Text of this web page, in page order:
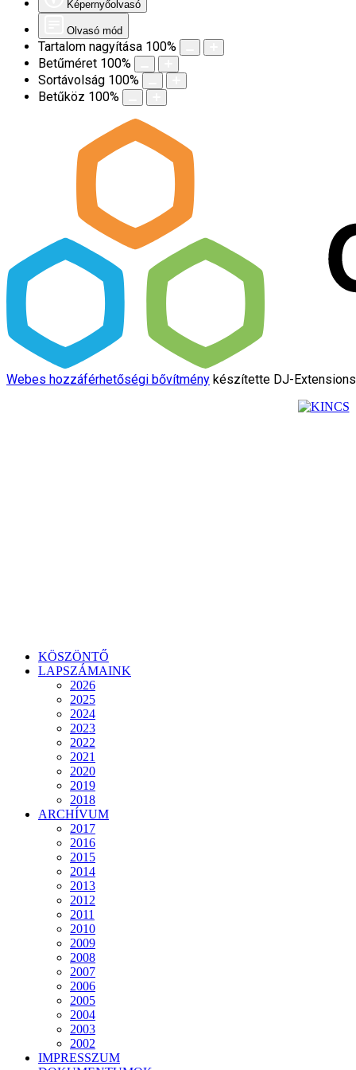
Képernyőolvasó
Olvasó mód
Tartalom nagyítása 100%
Betűméret 100%
Sortávolság 100%
Betűköz 100%
Webes hozzáférhetőségi bővítmény készítette DJ-
KÖSZÖNTŐ
LAPSZÁMAINK
2026
2025
2024
2023
2022
2021
2020
2019
2018
ARCHÍVUM
2017
2016
2015
2014
2013
2012
2011
2010
2009
2008
2007
2006
2005
2004
2003
2002
IMPRESSZUM